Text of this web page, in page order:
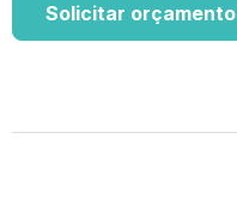
Solicitar orçamento